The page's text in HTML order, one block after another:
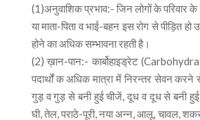
(1)अनुवाशिक प्रभाव:- जिन लोगों के परिवार के
या माता-पिता व भाई-बहन इस रोग से पीड़ित
होने का अधिक सम्भावना रहती है।
(2) ख़ान-पान:- कार्बोहाइड्रेट
पदार्थों क अधिक मात्रा में निरन्तर सेवन करने
गुड़ व गुड़ से बनी हुई चीजें, दूध व दूध से बनी हुई
घी, तेल, पराठे-पूरी, नया अन्न, आलू, चावल,